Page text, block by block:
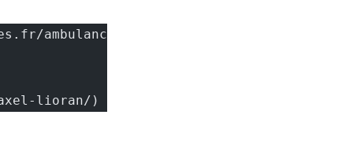
lioran/)